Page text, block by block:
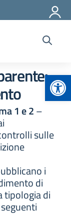
1 e 2–
sulle
i
di
tipologia di